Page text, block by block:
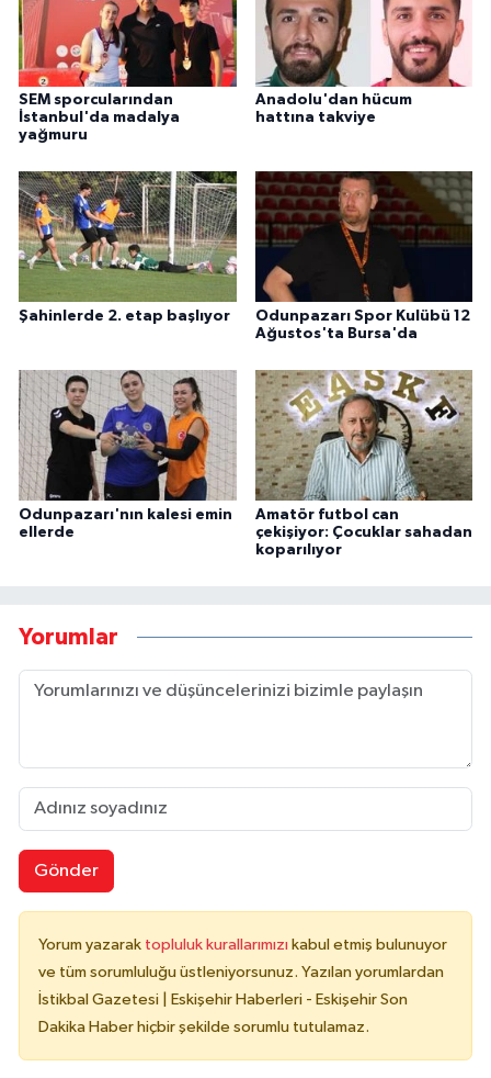
SEM sporcularından
İstanbul'da madalya
yağmuru
Anadolu'dan hücum
hattına takviye
Şahinlerde 2. etap başlıyor
Odunpazarı Spor Kulübü 12
Ağustos'ta Bursa'da
Odunpazarı'nın kalesi emin
ellerde
Amatör futbol can
çekişiyor: Çocuklar sahadan
koparılıyor
Yorumlar
Gönder
Yorum yazarak topluluk kurallarımızı kabul etmiş bulunuyor
ve tüm sorumluluğu üstleniyorsunuz. Yazılan yorumlardan
İstikbal Gazetesi | Eskişehir Haberleri - Eskişehir Son
Dakika Haber hiçbir şekilde sorumlu tutulamaz.